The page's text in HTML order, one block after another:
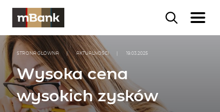
STRONA GŁÓWNA | AKTUALNOŚCI 19.03.2025
Wysoka cena
wysokich zysków